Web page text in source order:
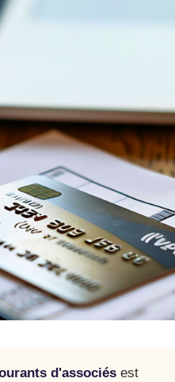
d'associés est